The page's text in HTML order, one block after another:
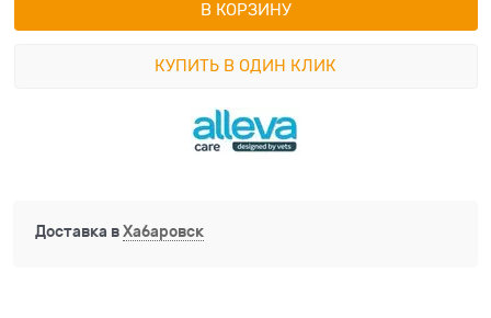
В КОРЗИНУ
КУПИТЬ В ОДИН КЛИК
Доставка вХабаровск